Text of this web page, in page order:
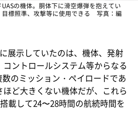
の機体。胴体下に滑空爆弾を抱えてい
目標照準、攻撃等に使用できる 写真：編
展示していたのは、機体、発射
コントロールシステム等からなる
数のミッション・ペイロードであ
ど大きくない機体だが、これら
載して24〜28時間の航続時間を